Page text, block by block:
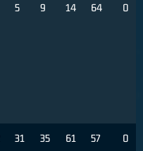
5 9 14 64 0
31 35 61 57 0